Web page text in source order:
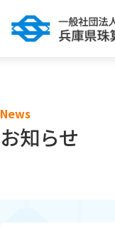
News
お知らせ